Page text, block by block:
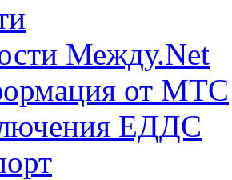
Между.Net
от МТС
ЕДДС